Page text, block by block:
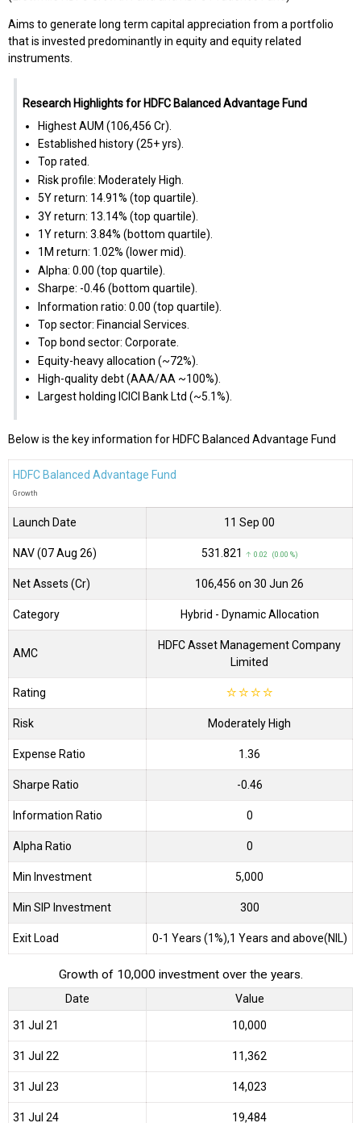
Aims to generate long term capital appreciation from a portfolio
that is invested predominantly in equity and equity related
instruments.
Research Highlights for HDFC Balanced Advantage Fund
Highest AUM (₹106,456 Cr).
Established history (25+ yrs).
Top rated.
Risk profile: Moderately High.
5Y return: 14.91% (top quartile).
3Y return: 13.14% (top quartile).
1Y return: 3.84% (bottom quartile).
1M return: 1.02% (lower mid).
Alpha: 0.00 (top quartile).
Sharpe: -0.46 (bottom quartile).
Information ratio: 0.00 (top quartile).
Top sector: Financial Services.
Top bond sector: Corporate.
Equity-heavy allocation (~72%).
High-quality debt (AAA/AA ~100%).
Largest holding ICICI Bank Ltd (~5.1%).
Below is the key information for HDFC Balanced Advantage Fund
HDFC Balanced Advantage Fund
Growth
Launch Date 11 Sep 00
NAV (07 Aug 26) ₹531.821 ↑ 0.02 (0.00 %)
Net Assets (Cr) ₹106,456 on 30 Jun 26
Category Hybrid - Dynamic Allocation
AMC
HDFC Asset Management Company
Limited
Rating ☆☆☆☆
Risk Moderately High
Expense Ratio 1.36
Sharpe Ratio -0.46
Information Ratio 0
Alpha Ratio 0
Min Investment 5,000
Min SIP Investment 300
Exit Load 0-1 Years (1%),1 Years and above(NIL)
Growth of 10,000 investment over the years.
Date Value
31 Jul 21 ₹10,000
31 Jul 22 ₹11,362
31 Jul 23 ₹14,023
31 Jul 24 ₹19,484